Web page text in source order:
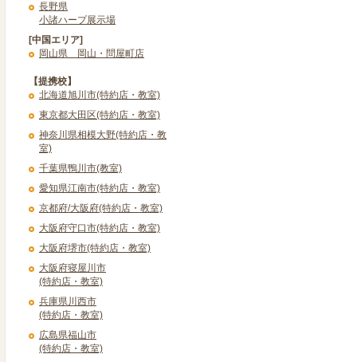
長野県
小諸ハープ展示場
[中国エリア]
岡山県 岡山・問屋町店
【提携校】
北海道旭川市(特約店・教室)
東京都大田区(特約店・教室)
神奈川県相模大野(特約店・教
室)
千葉県鴨川市(教室)
愛知県江南市(特約店・教室)
京都府/大阪府(特約店・教室)
大阪府守口市(特約店・教室)
大阪府堺市(特約店・教室)
大阪府寝屋川市
(特約店・教室)
兵庫県川西市
(特約店・教室)
広島県福山市
(特約店・教室)